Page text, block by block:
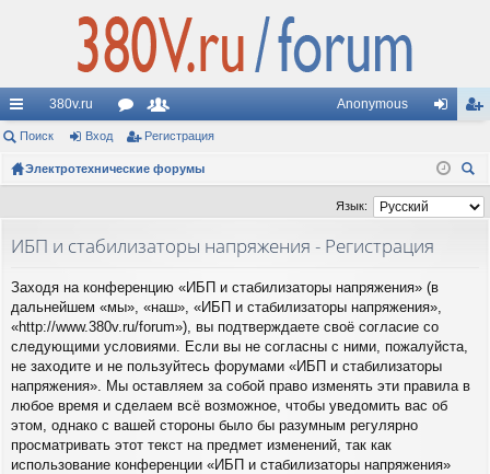
с
ы
380v.ru
ор
ум
ол
ьз
и
Anonymous
д ис
тр
Поиск Вход Регистрация
Электротехнические форумы
ск
Язык:
ИБП и стабилизаторы напряжения - Регистрация
Заходя на конференцию «ИБП и стабилизаторы напряжения» (в
дальнейшем «мы», «наш», «ИБП и стабилизаторы напряжения»,
«http://www.380v.ru/forum»), вы подтверждаете своё согласие со
следующими условиями. Если вы не согласны с ними, пожалуйста,
не заходите и не пользуйтесь форумами «ИБП и стабилизаторы
напряжения». Мы оставляем за собой право изменять эти правила в
любое время и сделаем всё возможное, чтобы уведомить вас об
этом, однако с вашей стороны было бы разумным регулярно
просматривать этот текст на предмет изменений, так как
использование конференции «ИБП и стабилизаторы напряжения»